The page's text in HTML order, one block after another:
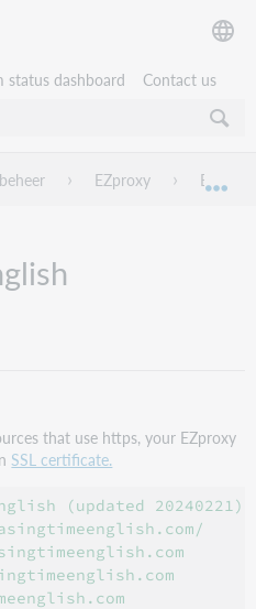
status dashboard Contact us
/ samenvouwen
EZproxy
that use https, your EZproxy
SSL certificate.
(updated 20240221)